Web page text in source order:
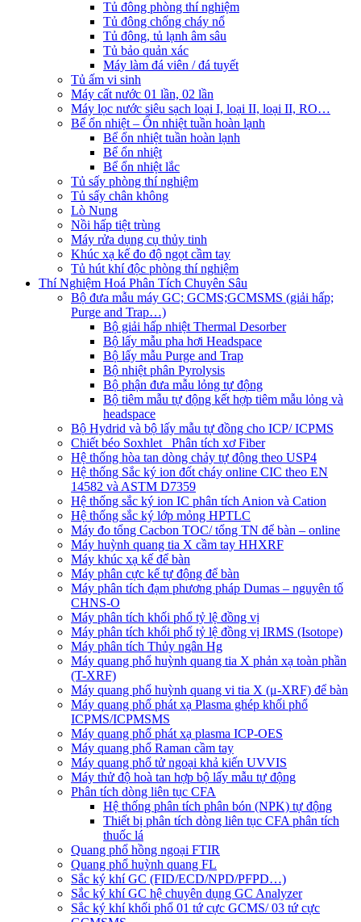
Tủ đông phòng thí nghiệm
Tủ đông chống cháy nổ
Tủ đông, tủ lạnh âm sâu
Tủ bảo quản xác
Máy làm đá viên / đá tuyết
Tủ ấm vi sinh
Máy cất nước 01 lần, 02 lần
Máy lọc nước siêu sạch loại I, loại II, loại II, RO…
Bể ổn nhiệt – Ổn nhiệt tuần hoàn lạnh
Bể ổn nhiệt tuần hoàn lạnh
Bể ổn nhiệt
Bể ổn nhiệt lắc
Tủ sấy phòng thí nghiệm
Tủ sấy chân không
Lò Nung
Nồi hấp tiệt trùng
Máy rửa dụng cụ thủy tinh
Khúc xạ kế đo độ ngọt cầm tay
Tủ hút khí độc phòng thí nghiệm
Thí Nghiệm Hoá Phân Tích Chuyên Sâu
Bộ đưa mẫu máy GC; GCMS;GCMSMS (giải hấp;
Purge and Trap…)
Bộ giải hấp nhiệt Thermal Desorber
Bộ lấy mẫu pha hơi Headspace
Bộ lấy mẫu Purge and Trap
Bộ nhiệt phân Pyrolysis
Bộ phận đưa mẫu lỏng tự động
Bộ tiêm mẫu tự động kết hợp tiêm mẫu lỏng và
headspace
Bộ Hydrid và bộ lấy mẫu tự đồng cho ICP/ ICPMS
Chiết béo Soxhlet_ Phân tích xơ Fiber
Hệ thống hòa tan dòng chảy tự động theo USP4
Hệ thống Sắc ký ion đốt cháy online CIC theo EN
14582 và ASTM D7359
Hệ thống sắc ký ion IC phân tích Anion và Cation
Hệ thống sắc ký lớp mỏng HPTLC
Máy đo tổng Cacbon TOC/ tổng TN để bàn – online
Máy huỳnh quang tia X cầm tay HHXRF
Máy khúc xạ kế để bàn
Máy phân cực kế tự động để bàn
Máy phân tích đạm phương pháp Dumas – nguyên tố
CHNS-O
Máy phân tích khối phổ tỷ lệ đồng vị
Máy phân tích khối phổ tỷ lệ đồng vị IRMS (Isotope)
Máy phân tích Thủy ngân Hg
Máy quang phổ huỳnh quang tia X phản xạ toàn phần
(T-XRF)
Máy quang phổ huỳnh quang vi tia X (μ-XRF) để bàn
Máy quang phổ phát xạ Plasma ghép khối phổ
ICPMS/ICPMSMS
Máy quang phổ phát xạ plasma ICP-OES
Máy quang phổ Raman cầm tay
Máy quang phổ tử ngoại khả kiến UVVIS
Máy thử độ hoà tan hợp bộ lấy mẫu tự động
Phân tích dòng liên tục CFA
Hệ thống phân tích phân bón (NPK) tự động
Thiết bị phân tích dòng liên tục CFA phân tích
thuốc lá
Quang phổ hồng ngoại FTIR
Quang phổ huỳnh quang FL
Sắc ký khí GC (FID/ECD/NPD/PFPD…)
Sắc ký khí GC hệ chuyên dụng GC Analyzer
Sắc ký khí khối phổ 01 tứ cực GCMS/ 03 tứ cực